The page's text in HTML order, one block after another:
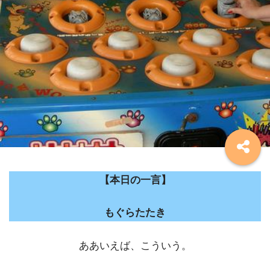
【本日の一言】
もぐらたたき
ああいえば、こういう。